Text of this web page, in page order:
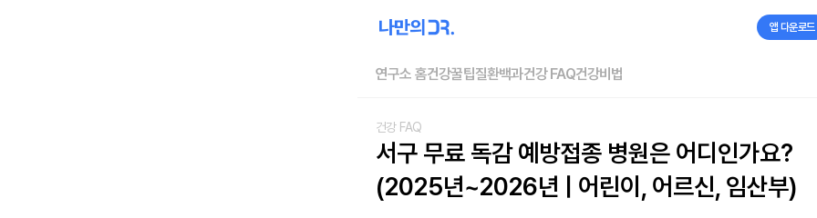
앱 다운로드
연구소 홈건강꿀팁질환백과건강 FAQ건강비법
건강 FAQ
서구 무료 독감 예방접종 병원은 어디인가요?
(2025년~2026년 | 어린이, 어르신, 임산부)